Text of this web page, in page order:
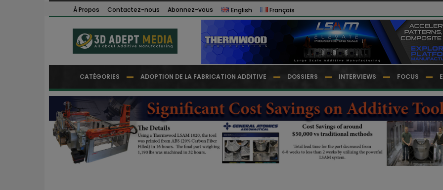
À Propos Contactez-nous Abonnez-vous English Français
CATÉGORIES ADOPTION DE LA FABRICATION ADDITIVE DOSSIERS INTERVIEWS FOCUS